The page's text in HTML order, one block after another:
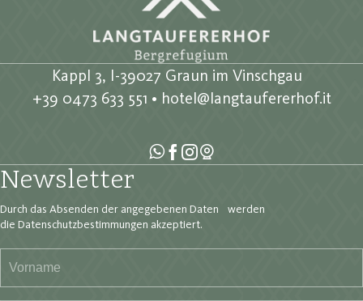
Kappl 3, I-39027 Graun im Vinschgau
+39 0473 633 551 • hotel@langtaufererhof.it
Newsletter
Durch das Absenden der angegebenen Daten werden
die Datenschutzbestimmungen akzeptiert.